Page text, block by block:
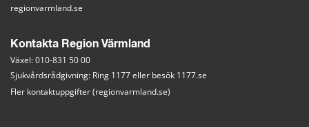
regionvarmland.se
Kontakta Region Värmland
Växel: 010-831 50 00
Sjukvårdsrådgivning: Ring 1177 eller besök 1177.se
Fler kontaktuppgifter (regionvarmland.se)